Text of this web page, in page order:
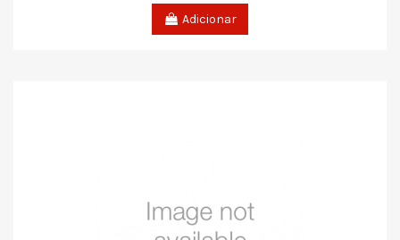
Adicionar